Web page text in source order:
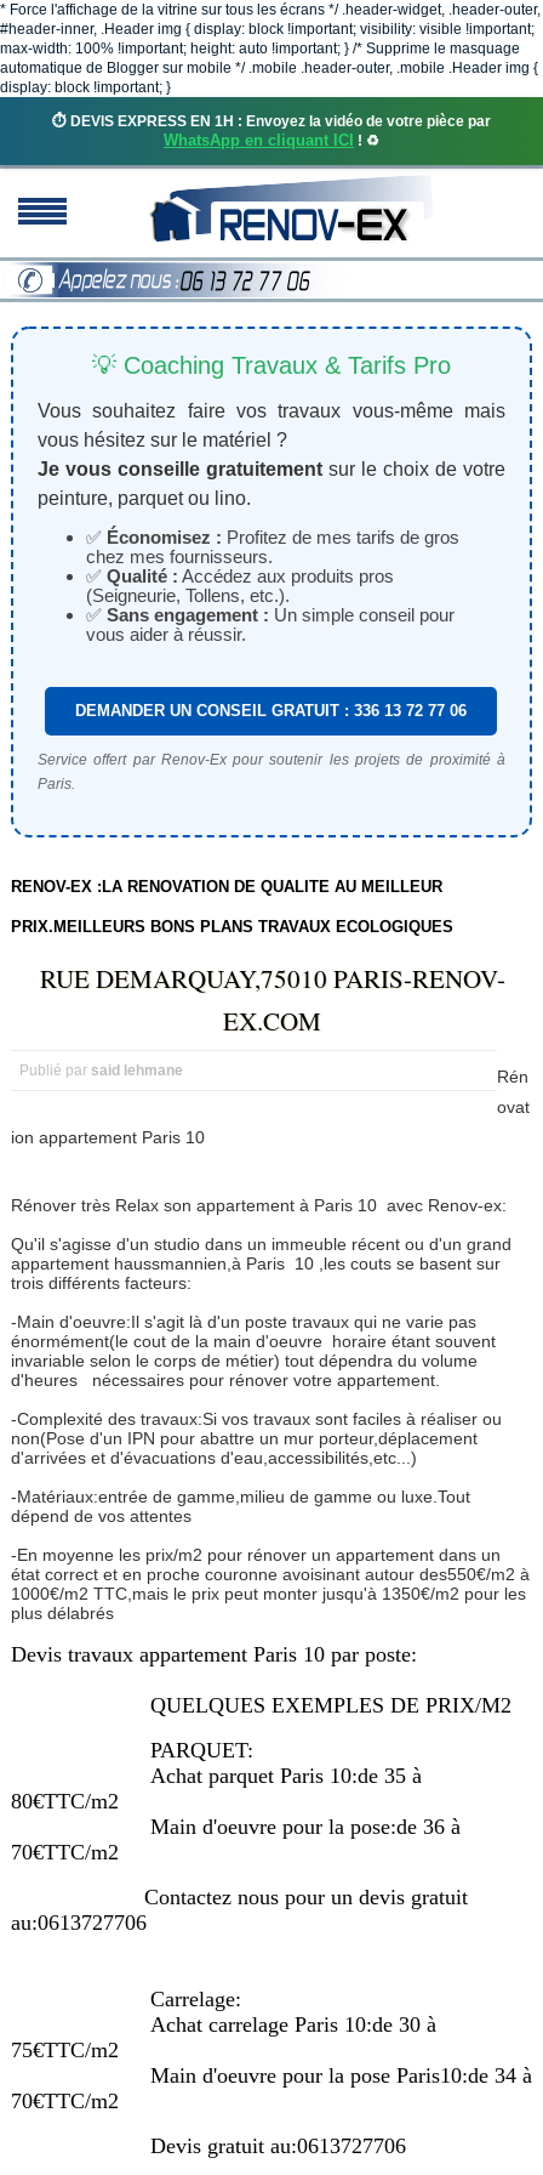
* Force l'affichage de la vitrine sur tous les écrans */ .header-widget, .header-outer,
#header-inner, .Header img { display: block !important; visibility: visible !important;
max-width: 100% !important; height: auto !important; } /* Supprime le masquage
automatique de Blogger sur mobile */ .mobile .header-outer, .mobile .Header img {
display: block !important; }
⏱️ DEVIS EXPRESS EN 1H : Envoyez la vidéo de votre pièce par
WhatsApp en cliquant ICI ! ♻️
💡 Coaching Travaux & Tarifs Pro
Vous souhaitez faire vos travaux vous-même mais
vous hésitez sur le matériel ?
Je vous conseille gratuitementsur le choix de votre
peinture, parquet ou lino.
✅ Économisez : Profitez de mes tarifs de gros
chez mes fournisseurs.
✅ Qualité : Accédez aux produits pros
(Seigneurie, Tollens, etc.).
✅ Sans engagement : Un simple conseil pour
vous aider à réussir.
DEMANDER UN CONSEIL GRATUIT : 336 13 72 77 06
Service offert par Renov-Ex pour soutenir les projets de proximité à
Paris.
RENOV-EX :LA RENOVATION DE QUALITE AU MEILLEUR
PRIX.MEILLEURS BONS PLANS TRAVAUX ECOLOGIQUES
RUE DEMARQUAY,75010 PARIS-RENOV-
EX.COM
Publié par said lehmane
Rén
ovat
ion appartement Paris 10
Rénover très Relax son appartement à Paris 10 avec Renov-ex:
Qu'il s'agisse d'un studio dans un immeuble récent ou d'un grand
appartement haussmannien,à Paris 10 ,les couts se basent sur
trois différents facteurs:
-Main d'oeuvre:Il s'agit là d'un poste travaux qui ne varie pas
énormément(le cout de la main d'oeuvre horaire étant souvent
invariable selon le corps de métier) tout dépendra du volume
d'heures nécessaires pour rénover votre appartement.
-Complexité des travaux:Si vos travaux sont faciles à réaliser ou
non(Pose d'un IPN pour abattre un mur porteur,déplacement
d'arrivées et d'évacuations d'eau,accessibilités,etc...)
-Matériaux:entrée de gamme,milieu de gamme ou luxe.Tout
dépend de vos attentes
-En moyenne les prix/m2 pour rénover un appartement dans un
état correct et en proche couronne avoisinant autour des550€/m2 à
1000€/m2 TTC,mais le prix peut monter jusqu'à 1350€/m2 pour les
plus délabrés
Devis travaux appartement Paris 10 par poste:
QUELQUES EXEMPLES DE PRIX/M2
PARQUET:
Achat parquet Paris 10:de 35 à
80€TTC/m2
Main d'oeuvre pour la pose:de 36 à
70€TTC/m2
Contactez nous pour un devis gratuit
au:0613727706
Carrelage:
Achat carrelage Paris 10:de 30 à
75€TTC/m2
Main d'oeuvre pour la pose Paris10:de 34 à
70€TTC/m2
Devis gratuit au:0613727706